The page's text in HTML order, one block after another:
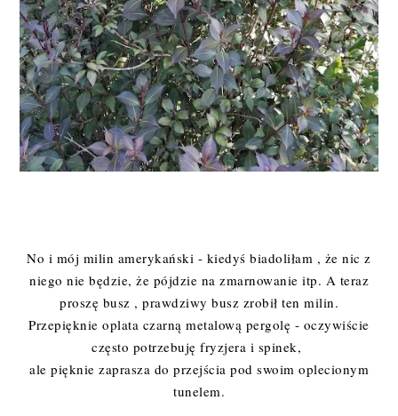
No i mój milin amerykański - kiedyś biadoliłam , że nic z
niego nie będzie, że pójdzie na zmarnowanie itp. A teraz
proszę busz , prawdziwy busz zrobił ten milin.
Przepięknie oplata czarną metalową pergolę - oczywiście
często potrzebuję fryzjera i spinek,
ale pięknie zaprasza do przejścia pod swoim oplecionym
tunelem.